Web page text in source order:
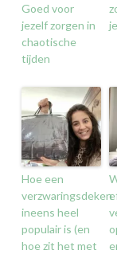
Goed voor
jezelf zorgen in
chaotische
tijden
Hoe een
verzwaringsdeken
ineens heel
populair is (en
hoe zit het met